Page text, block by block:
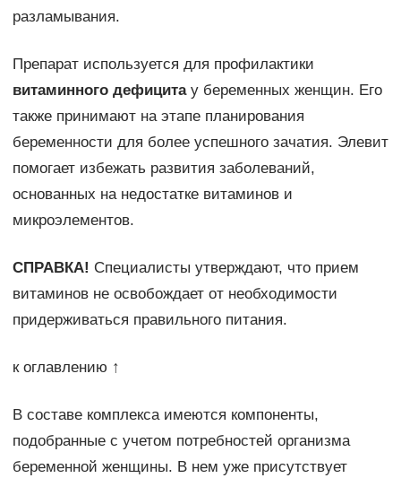
разламывания.
Препарат используется для профилактики
витаминного дефицитау беременных женщин. Его
также принимают на этапе планирования
беременности для более успешного зачатия. Элевит
помогает избежать развития заболеваний,
основанных на недостатке витаминов и
микроэлементов.
СПРАВКА! Специалисты утверждают, что прием
витаминов не освобождает от необходимости
придерживаться правильного питания.
к оглавлению ↑
В составе комплекса имеются компоненты,
подобранные с учетом потребностей организма
беременной женщины. В нем уже присутствует